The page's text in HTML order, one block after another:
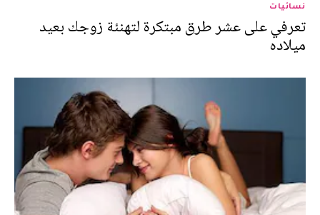
نسائيات
تعرفي على عشر طرق مبتكرة لتهنئة زوجك بعيد
ميلاده